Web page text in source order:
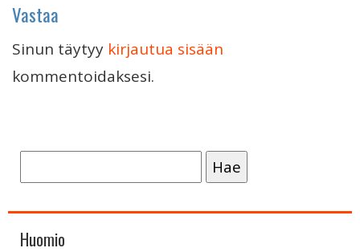
Vastaa
Sinun täytyy kirjautua sisään
kommentoidaksesi.
Huomio